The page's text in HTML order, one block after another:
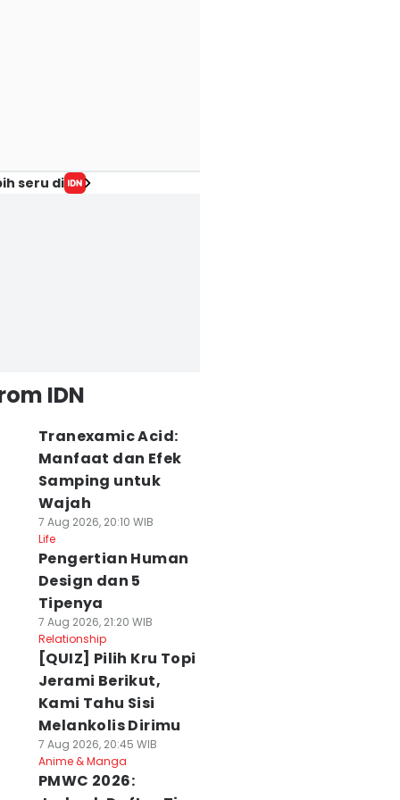
seru di
IDN
Tranexamic Acid:
Manfaat dan Efek
Samping untuk
Wajah
7 Aug 2026, 20:10 WIB
Life
Pengertian Human
Design dan 5
Tipenya
7 Aug 2026, 21:20 WIB
Relationship
[QUIZ] Pilih Kru Topi
Jerami Berikut,
Kami Tahu Sisi
Melankolis Dirimu
7 Aug 2026, 20:45 WIB
Anime & Manga
PMWC 2026: